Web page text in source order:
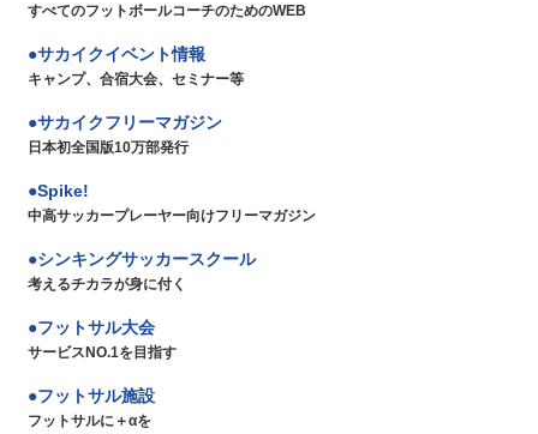
すべてのフットボールコーチのためのWEB
サカイクイベント情報
キャンプ、合宿大会、セミナー等
サカイクフリーマガジン
日本初全国版10万部発行
Spike!
中高サッカープレーヤー向けフリーマガジン
シンキングサッカースクール
考えるチカラが身に付く
フットサル大会
サービスNO.1を目指す
フットサル施設
フットサルに＋αを